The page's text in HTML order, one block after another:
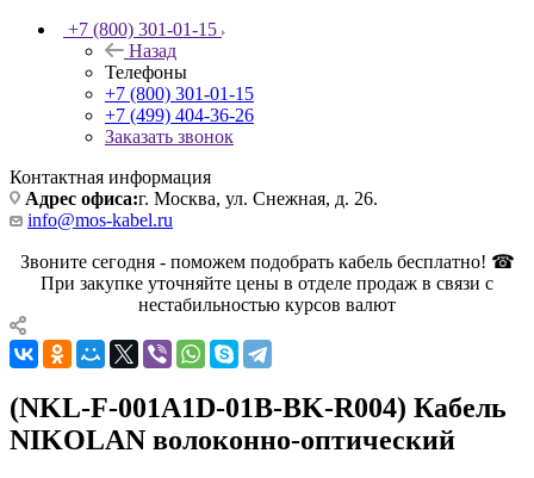
+7 (800) 301-01-15
Назад
Телефоны
+7 (800) 301-01-15
+7 (499) 404-36-26
Заказать звонок
Контактная информация
Адрес офиса:г. Москва, ул. Снежная, д. 26.
info@mos-kabel.ru
Звоните сегодня - поможем подобрать кабель бесплатно! ☎
При закупке уточняйте цены в отделе продаж в связи с
нестабильностью курсов валют
(NKL-F-001A1D-01B-BK-R004) Кабель
NIKOLAN волоконно-оптический